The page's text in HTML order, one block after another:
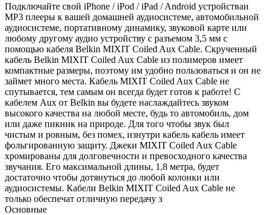
Подключайте свой iPhone / iPod / iPad / Android устройстваи
MP3 плееры к вашей домашней аудиосистеме, автомобильной
аудиосистеме, портативному динамику, звуковой карте или
любому другому аудио устройству с разъемом 3,5 мм с
помощью кабеля Belkin MIXIT Coiled Aux Cable. Скрученный
кабель Belkin MIXIT Coiled Aux Cable из полимеров имеет
компактные размеры, поэтому им удобно пользоваться и он не
займет много места. Кабель MIXIT Coiled Aux Cable не
спутывается, тем самым он всегда будет готов к работе! С
кабелем Aux от Belkin вы будете наслаждайтесь звуком
высокого качества на любой месте, будь то автомобиль, дом
или даже пикник на природе. Для того чтобы звук был
чистым и ровным, без помех, изнутри кабель кабель имеет
фольгированную защиту. Джеки MIXIT Coiled Aux Cable
хромированы для долговечности и превосходного качества
звучания. Его максимальной длины, 1,8 метра, будет
достаточно чтобы дотянуться до любой колонки или
аудиосистемы. Кабели Belkin MIXIT Coiled Aux Cable не
только обеспечат отличную передачу з
Основные